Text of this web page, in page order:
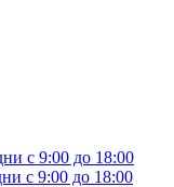
с 9:00 до 18:00
с 9:00 до 18:00